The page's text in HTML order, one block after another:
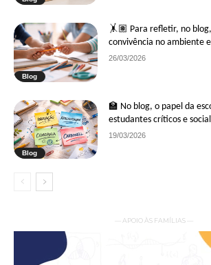
Blog
🤸🏽 Para refletir, no
convivência no ambiente
26/03/2026
Blog
🏫 No blog, o papel da
estudantes críticos e
19/03/2026
— APOIO ÀS FAMÍLIAS —